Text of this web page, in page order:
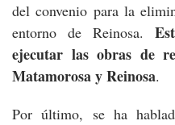
del convenio para la
entorno de Reinosa.
ejecutar las obras de
Matamorosa y Reinosa.
Por último, se ha